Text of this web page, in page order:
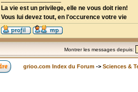
La vie est un privilege, elle ne vous doit rien!
Vous lui devez tout, en l'occurence votre vie
Montrer les messages depuis:
grioo.com Index du Forum -> Sciences &